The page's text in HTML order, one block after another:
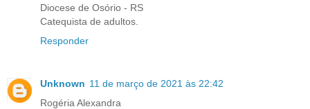
Diocese de Osório - RS
Catequista de adultos.
Responder
Unknown 11 de março de 2021 às 22:42
Rogéria Alexandra